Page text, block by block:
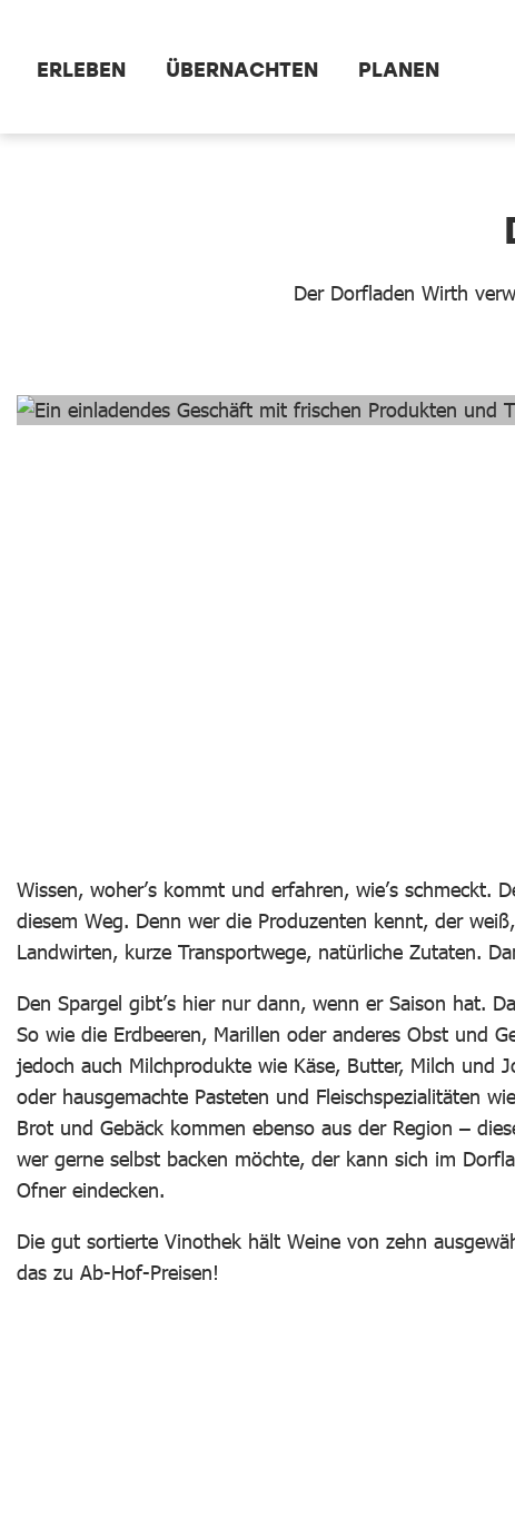
ERLEBEN ÜBERNACHTEN PLANEN
Der Dorfladen Wirth
Wissen, woher’s kommt und erfahren, wie’s
diesem Weg. Denn wer die Produzenten kennt, der
Landwirten, kurze Transportwege, natürliche Zutaten.
Den Spargel gibt’s hier nur dann, wenn er Saison hat.
So wie die Erdbeeren, Marillen oder anderes Obst und
jedoch auch Milchprodukte wie Käse, Butter, Milch und
oder hausgemachte Pasteten und Fleischspezialitäten
Brot und Gebäck kommen ebenso aus der Region –
wer gerne selbst backen möchte, der kann sich im
Ofner eindecken.
Die gut sortierte Vinothek hält Weine von zehn
das zu Ab-Hof-Preisen!